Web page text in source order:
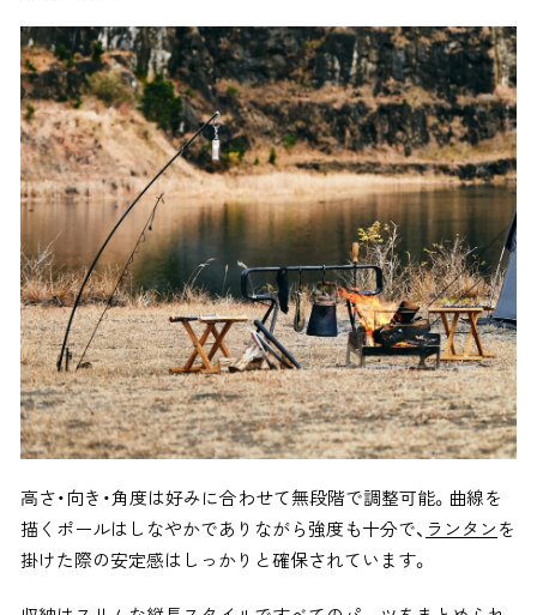
高さ・向き・角度は好みに合わせて無段階で調整可能。曲線を
描くポールはしなやかでありながら強度も十分で、 ランタンを
掛けた際の安定感はしっかりと確保されています。